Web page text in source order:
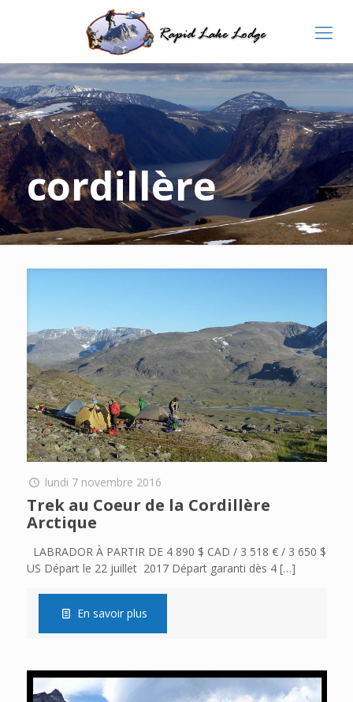
cordillère
lundi 7 novembre 2016
Trek au Coeur de la Cordillère
Arctique
LABRADOR À PARTIR DE 4 890 $ CAD / 3 518 € / 3 650 $
US Départ le 22 juillet 2017 Départ garanti dès 4[…]
En savoir plus